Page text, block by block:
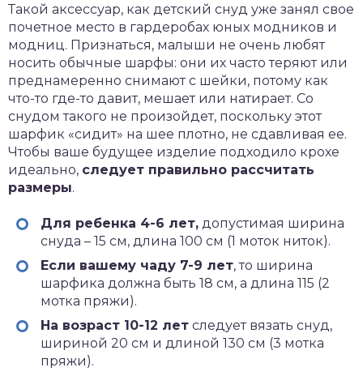
Такой аксессуар, как детский снуд уже занял свое
почетное место в гардеробах юных модников и
модниц. Признаться, малыши не очень любят
носить обычные шарфы: они их часто теряют или
преднамеренно снимают с шейки, потому как
что-то где-то давит, мешает или натирает. Со
снудом такого не произойдет, поскольку этот
шарфик «сидит» на шее плотно, не сдавливая ее.
Чтобы ваше будущее изделие подходило крохе
идеально, следует правильно рассчитать
размеры.
Для ребенка 4-6 лет, допустимая ширина
снуда – 15 см, длина 100 см (1 моток ниток).
Если вашему чаду 7-9 лет, то ширина
шарфика должна быть 18 см, а длина 115 (2
мотка пряжи).
На возраст 10-12 лет следует вязать снуд,
шириной 20 см и длиной 130 см (3 мотка
пряжи).